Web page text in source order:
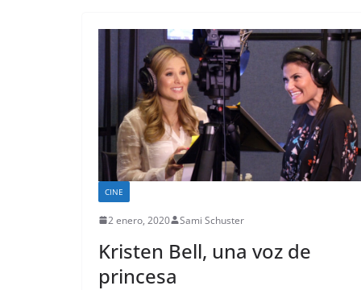
CINE
2 enero, 2020 Sami Schuster
Kristen Bell, una voz de
princesa